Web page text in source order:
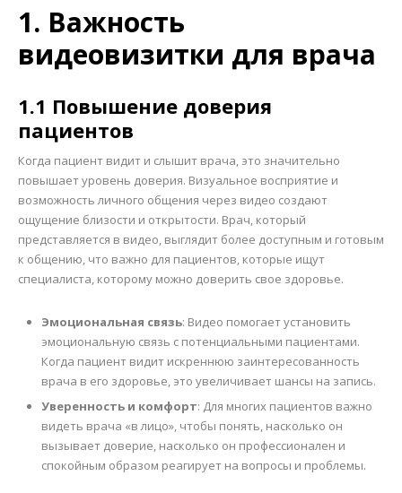
1. Важность
видеовизитки для врача
1.1 Повышение доверия
пациентов
Когда пациент видит и слышит врача, это значительно
повышает уровень доверия. Визуальное восприятие и
возможность личного общения через видео создают
ощущение близости и открытости. Врач, который
представляется в видео, выглядит более доступным и готовым
к общению, что важно для пациентов, которые ищут
специалиста, которому можно доверить свое здоровье.
Эмоциональная связь: Видео помогает установить
эмоциональную связь с потенциальными пациентами.
Когда пациент видит искреннюю заинтересованность
врача в его здоровье, это увеличивает шансы на запись.
Уверенность и комфорт: Для многих пациентов важно
видеть врача «в лицо», чтобы понять, насколько он
вызывает доверие, насколько он профессионален и
спокойным образом реагирует на вопросы и проблемы.